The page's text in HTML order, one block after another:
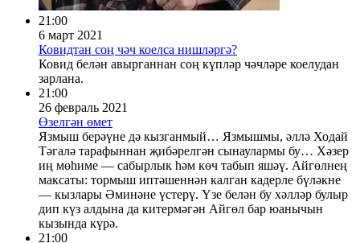
21:00
6 март 2021
Ковидтан соң чәч коелса нишләргә?
Ковид белән авырганнан соң күпләр чәчләре коелудан
зарлана.
21:00
26 февраль 2021
Өзелгән өмет
Язмыш берәүне дә кызганмый… Язмышмы, әллә Ходай
Тәгалә тарафыннан җибәрелгән сынаулармы бу… Хәзер
иң мөһиме — сабырлык һәм көч табып яшәү. Айгөлнең
максаты: тормыш иптәшеннән калган кадерле бүләкне
— кызлары Әминәне үстерү. Үзе белән бу хәлләр булыр
дип күз алдына да китермәгән Айгөл бар юанычын
кызында күрә.
21:00